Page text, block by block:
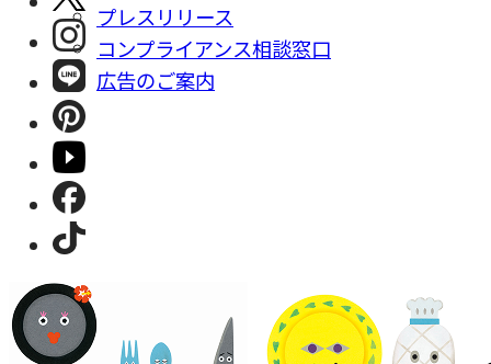
プレスリリース
コンプライアンス相談窓⼝
広告のご案内